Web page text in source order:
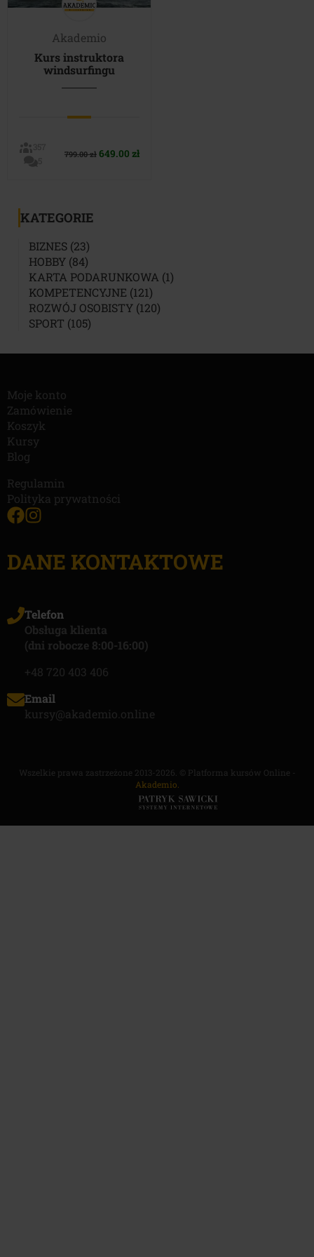
KATEGORIE
BIZNES 2323
PRODUKTY
HOBBY 8484
PRODUKTY
KARTA PODARUNKOWA 11
KOMPETENCYJNE 121121
PRODUKTÓW
ROZWÓJ OSOBISTY 120120
SPORT 105105
Akademio
Kurs instruktora
windsurfingu
357
5
799.00zł Pierwotna
649.00 złAktualna
Moje konto
Zamówienie
Koszyk
Kursy
Blog
Regulamin
Polityka prywatności
DANE KONTAKTOWE
Telefon
Obsługa klienta
(dni robocze 8:00-16:00)
+48 720 403 406
Email
kursy@akademio.online
Wszelkie prawa zastrzeżone 2013-2026. © Platforma kursów Online -
Akademio.